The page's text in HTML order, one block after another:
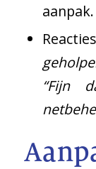
aanpak.
“Fijn